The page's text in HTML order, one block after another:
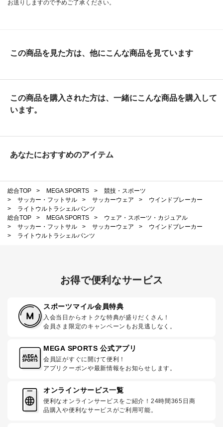
お送りしますので予めご了承ください。
この商品を見た方は、他にこんな商品を見ています
この商品を購入された方は、一緒にこんな商品を購入して
います。
あなたにおすすめのアイテム
総合TOP > MEGA SPORTS >
競技・スポーツ
>
サッカー・フットサル > サッカーウェア >
ウインドブレーカー
>
ライトウルトラシェルパンツ
総合TOP
> MEGA SPORTS >
ウェア・スポーツ・カジュアル
>
サッカー・フットサル > サッカーウェア >
ウインドブレーカー
>
ライトウルトラシェルパンツ
お得で便利なサービス
スポーツマイル会員特典
入会当日からオトクな特典が盛りだくさん！
会員さま限定のキャンペーンもお見逃しなく。
MEGA SPORTS 公式アプリ
会員証がすぐに開けて便利！
アプリクーポンや最新情報をお知らせします。
オンラインサービス一覧
便利なオンラインサービスをご紹介！24時間365日商
品購入や便利なサービスがご利用可能。